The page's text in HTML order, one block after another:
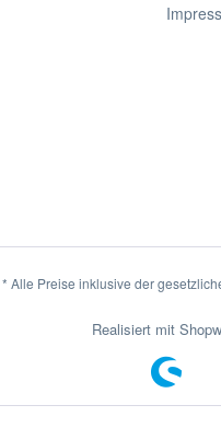
* Alle Preise inklusive der
Realisiert mit